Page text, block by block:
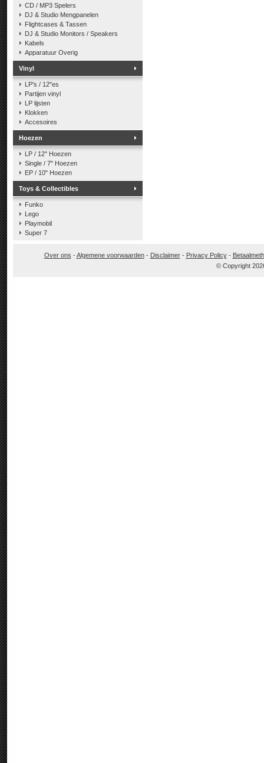
CD / MP3 Spelers
DJ & Studio Mengpanelen
Flightcases & Tassen
DJ & Studio Monitors / Speakers
Kabels
Apparatuur Overig
Vinyl
LP's / 12"es
Partijen vinyl
LP lijsten
Klokken
Accesoires
Hoezen
LP / 12" Hoezen
Single / 7" Hoezen
EP / 10" Hoezen
Toys & Collectibles
Funko
Lego
Playmobil
Super 7
Over ons -Algemene voorwaarden- Disclaimer- Privacy Policy-
© Copyright